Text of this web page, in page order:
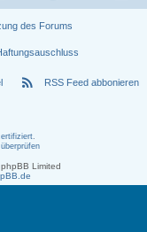
des Forums
rss_feed RSS Feed abbonieren
Limited